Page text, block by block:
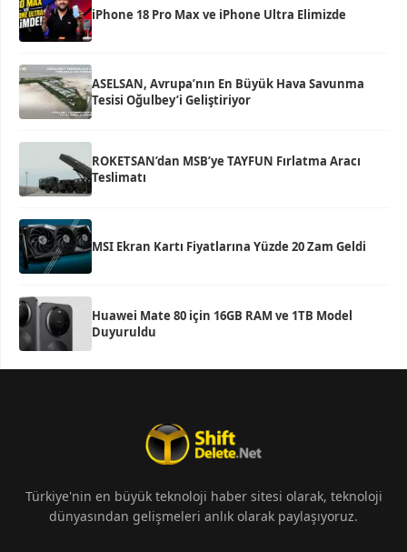
iPhone 18 Pro Max ve iPhone Ultra Elimizde
ASELSAN, Avrupa’nın En Büyük Hava Savunma
Tesisi Oğulbey’i Geliştiriyor
ROKETSAN’dan MSB’ye TAYFUN Fırlatma Aracı
Teslimatı
MSI Ekran Kartı Fiyatlarına Yüzde 20 Zam Geldi
Huawei Mate 80 için 16GB RAM ve 1TB Model
Duyuruldu
Türkiye'nin en büyük teknoloji haber sitesi olarak, teknoloji
dünyasından gelişmeleri anlık olarak paylaşıyoruz.